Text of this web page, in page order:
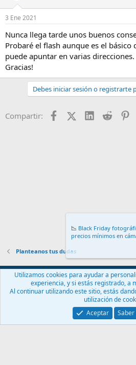
3 Ene 2021
Nunca llega tarde unos buenos
Probaré el flash aunque es el básico
puede apuntar en varias direcciones.
Gracias!
Debes iniciar sesión o registrarte
Compartir: FacebookX (Twitter)
LinkedIn
Reddit
Planteanos tus dudas
Español (ES)
Contáctanos
Términos y reglas
Community platform by XenForo® © 2010-2024
📉 Black Friday
precios mínimos en
.
Utilizamos cookies para ayudar a
experiencia, y si estás registrado, a
Al continuar utilizando este sitio, estás
utilización de
Aceptar